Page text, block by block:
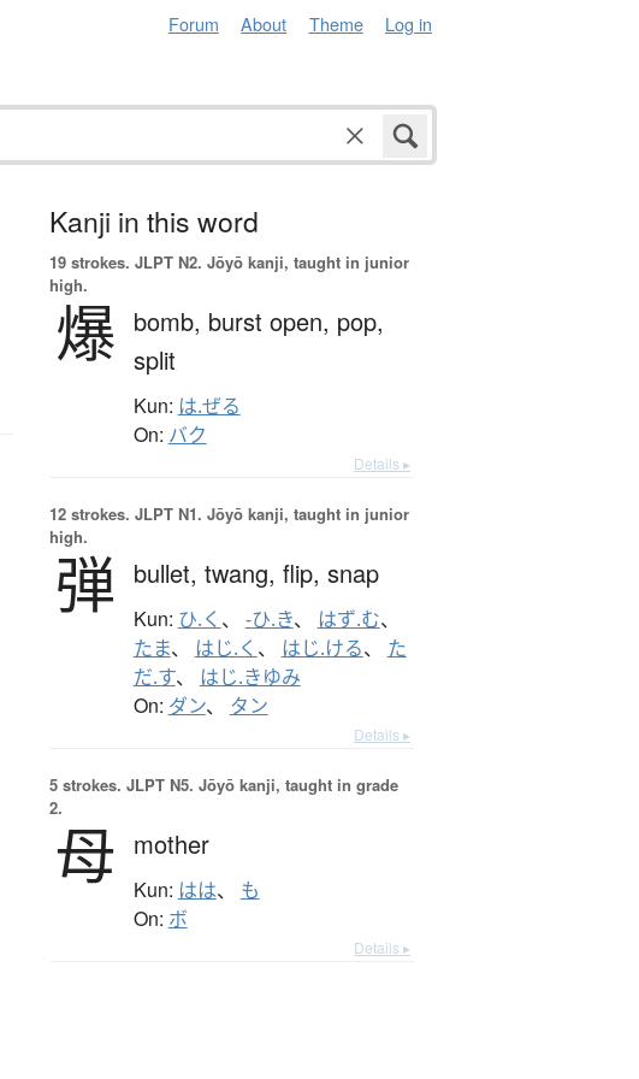
Forum About Theme Log in
Kanji in this word
19 strokes. JLPT N2. Jōyō kanji, taught in junior
high.
爆 bomb, burst open, pop,
split
Kun: は.ぜる
On: バク
Details ▸
12 strokes. JLPT N1. Jōyō kanji, taught in junior
high.
弾 bullet, twang, flip, snap
Kun: ひ.く 、 -ひ.き、 はず.む、
たま、 はじ.く 、 はじ.ける、 た
だ.す、 はじ.きゆみ
On: ダン、 タン
Details ▸
5 strokes. JLPT N5. Jōyō kanji, taught in grade
2.
母 mother
Kun: はは、 も
On: ボ
Details ▸